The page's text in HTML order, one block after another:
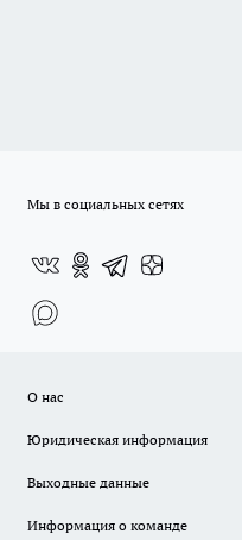
Мы в социальных сетях
О нас
Юридическая информация
Выходные данные
Информация о команде